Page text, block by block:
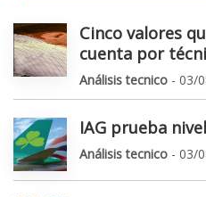
Cinco valores
cuenta por
Análisis tecnico - 03/
IAG prueba
Análisis tecnico - 03/